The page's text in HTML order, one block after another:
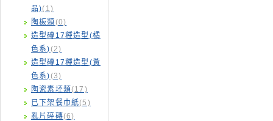
品)(1)
陶板類 (0)
造型磚17種造型(橘
色系)(2)
造型磚17種造型(黃
色系)(3)
陶瓷素坯類(17)
已下架餐巾紙(5)
亂片碎磚(6)